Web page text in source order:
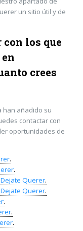
un sitio útil y de
con los que
crees
han añadido su
contactar con
oportunidades de
.
.
Querer.
Querer.
.
.
.